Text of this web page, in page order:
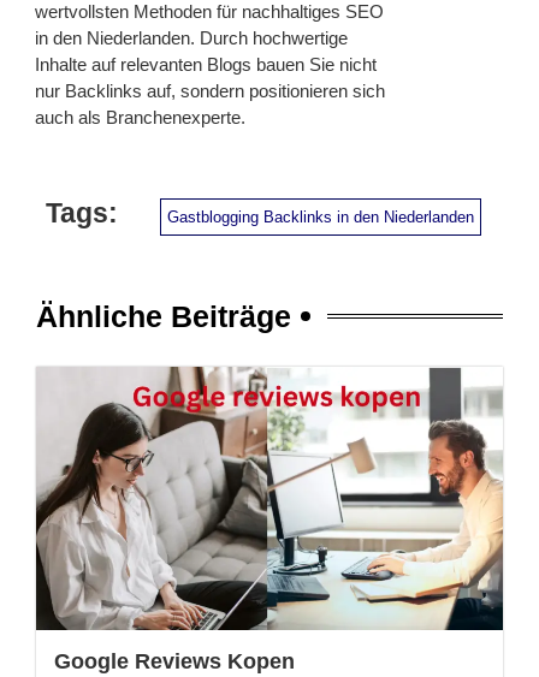
wertvollsten Methoden für nachhaltiges SEO
in den Niederlanden. Durch hochwertige
Inhalte auf relevanten Blogs bauen Sie nicht
nur Backlinks auf, sondern positionieren sich
auch als Branchenexperte.
Tags: Gastblogging Backlinks in den Niederlanden
Ähnliche Beiträge
Google Reviews Kopen